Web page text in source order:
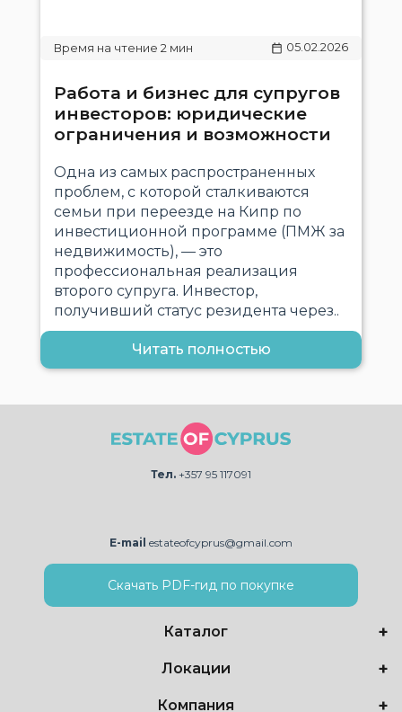
05.02.2026
Работа и бизнес для супругов
инвесторов: юридические
ограничения и возможности
Одна из самых распространенных
проблем, с которой сталкиваются
семьи при переезде на Кипр по
инвестиционной программе (ПМЖ за
недвижимость), — это
профессиональная реализация
второго супруга. Инвестор,
получивший статус резидента через..
Читать полностью
Тел. +357 95 117091
E-mail estateofcyprus@gmail.com
Скачать PDF-гид по покупке
Каталог
Локации
Компания